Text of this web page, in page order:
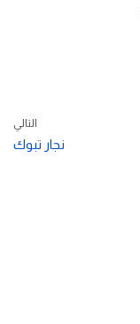
التالي
نجار تبوك